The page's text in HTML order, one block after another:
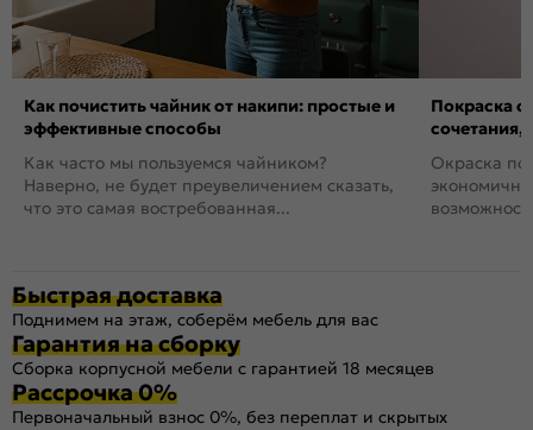
Как почистить чайник от накипи: простые и
эффективные способы
Как часто мы пользуемся чайником?
Наверно, не будет преувеличением сказать,
что это самая востребованная...
Покраска
сочетания,
Окраска
Быстрая доставка
Поднимем на этаж, соберём мебель для вас
Гарантия на сборку
Сборка корпусной мебели с гарантией 18 месяцев
Рассрочка 0%
Первоначальный взнос 0%, без переплат и скрытых